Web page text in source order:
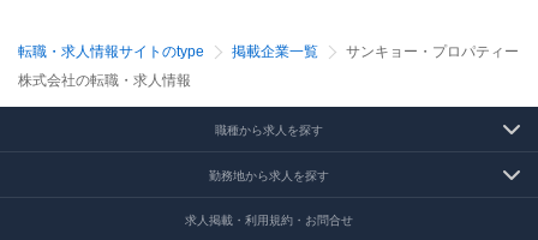
転職・求人情報サイトのtype 掲載企業一覧
サンキョー・プロパティー
株式会社の転職・求人情報
職種から求人を探す
勤務地から求人を探す
求人掲載・利用規約・お問合せ